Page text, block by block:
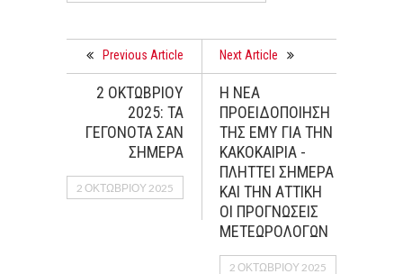
Previous Article
2 ΟΚΤΩΒΡΙΟΥ
2025: ΤΑ
ΓΕΓΟΝΟΤΑ ΣΑΝ
ΣΗΜΕΡΑ
2 ΟΚΤΩΒΡΊΟΥ 2025
Next Article
Η ΝΕΑ
ΠΡΟΕΙΔΟΠΟΙΗΣΗ
ΤΗΣ ΕΜΥ ΓΙΑ ΤΗΝ
ΚΑΚΟΚΑΙΡΙΑ -
ΠΛΗΤΤΕΙ ΣΗΜΕΡΑ
ΚΑΙ ΤΗΝ ΑΤΤΙΚΗ
ΟΙ ΠΡΟΓΝΩΣΕΙΣ
ΜΕΤΕΩΡΟΛΟΓΩΝ
2 ΟΚΤΩΒΡΊΟΥ 2025